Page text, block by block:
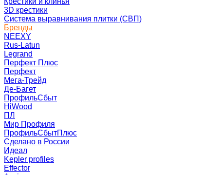
3D крестики
Система выравнивания плитки (СВП)
Бренды
NEEXY
Rus-Latun
Legrand
Перфект Плюс
Перфект
Мега-Трейд
Де-Багет
ПрофильСбыт
HiWood
ПЛ
Мир Профиля
ПрофильСбытПлюс
Сделано в России
Идеал
Kepler profiles
Effector